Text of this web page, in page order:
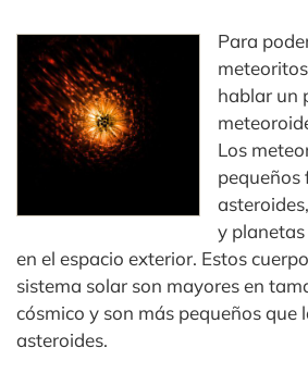
Para
hablar un
Los
pequeños
y
en el espacio exterior. Estos
sistema solar son mayores en
cósmico y son más pequeños que
asteroides.